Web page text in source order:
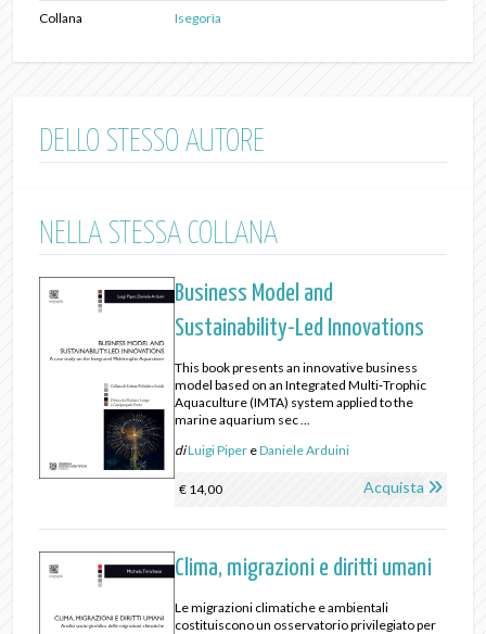
Collana Isegorìa
DELLO STESSO AUTORE
NELLA STESSA COLLANA
Business Model and
Sustainability-Led Innovations
This book presents an innovative business
model based on an Integrated Multi‑Trophic
Aquaculture (IMTA) system applied to the
marine aquarium sec ...
diLuigi Piper eDaniele Arduini
€ 14,00 Acquista
Clima, migrazioni e diritti umani
Le migrazioni climatiche e ambientali
costituiscono un osservatorio privilegiato per